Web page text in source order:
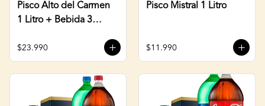
Pisco Alto del Carmen
1 Litro + Bebida 3
Cerveza 470cc
$23.990
Pisco Mistral 1 Litro
$11.990